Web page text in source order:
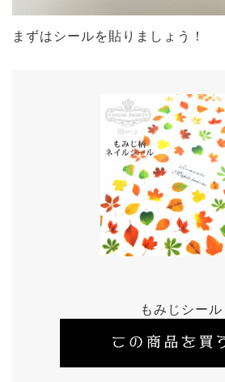
まずはシールを貼りましょう！
もみじシール